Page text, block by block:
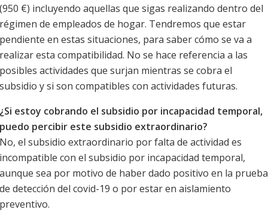
(950 €) incluyendo aquellas que sigas realizando dentro del
régimen de empleados de hogar. Tendremos que estar
pendiente en estas situaciones, para saber cómo se va a
realizar esta compatibilidad. No se hace referencia a las
posibles actividades que surjan mientras se cobra el
subsidio y si son compatibles con actividades futuras.
¿Si estoy cobrando el subsidio por incapacidad temporal,
puedo percibir este subsidio extraordinario?
No, el subsidio extraordinario por falta de actividad es
incompatible con el subsidio por incapacidad temporal,
aunque sea por motivo de haber dado positivo en la prueba
de detección del covid-19 o por estar en aislamiento
preventivo.